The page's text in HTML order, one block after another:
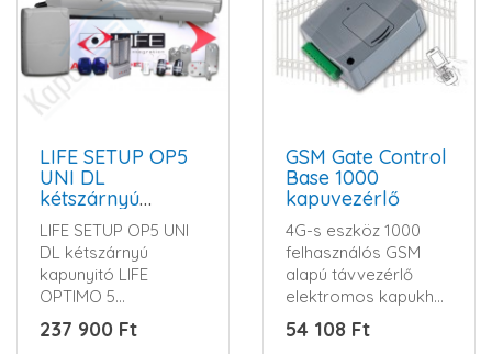
LIFE SETUP OP5
UNI DL
kétszárnyú
kapunyitó
automatika szett
LIFE SETUP OP5 UNI
DL kétszárnyú
kapunyitó LIFE
OPTIMO 5
merevkaros
kapunyitó szett 5
237 900 Ft
GSM Gate Control
Base 1000
kapuvezérlő
4G-s eszköz 1000
felhasználós GSM
alapú távvezérlő
elektromos kapukhoz
és sorompókhoz
&nb..
54 108 Ft